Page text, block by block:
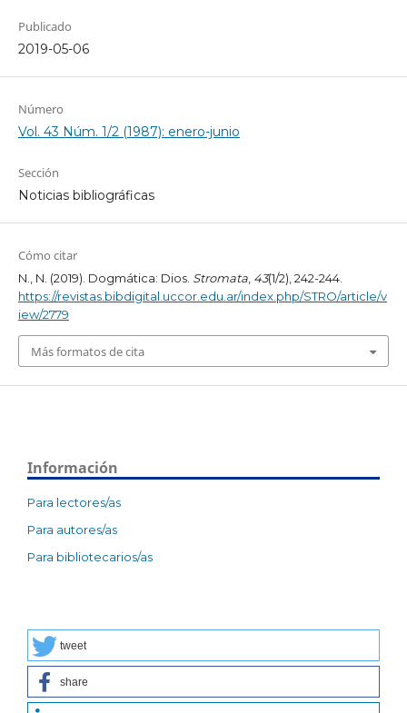
Publicado
2019-05-06
Número
Vol. 43 Núm. 1/2 (1987): enero-junio
Sección
Noticias bibliográficas
Cómo citar
N., N. (2019). Dogmática: Dios. Stromata, 43(1/2), 242-244.
https://revistas.bibdigital.uccor.edu.ar/index.php/STRO/article/v
iew/2779
Más formatos de cita
Información
Para lectores/as
Para autores/as
Para bibliotecarios/as
tweet
share